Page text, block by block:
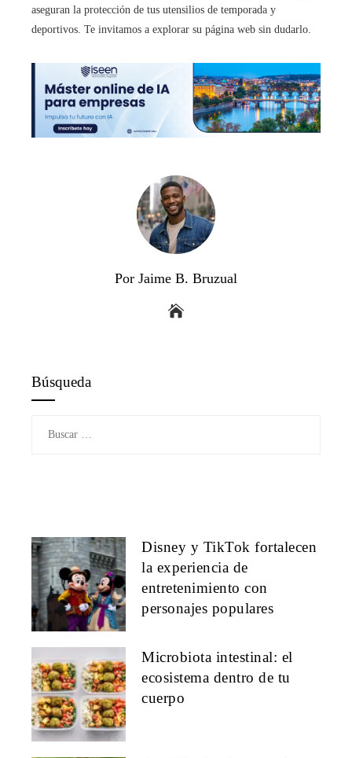
aseguran la protección de tus utensilios de temporada y
deportivos. Te invitamos a explorar su página web sin dudarlo.
Por Jaime B. Bruzual
Búsqueda
Disney y TikTok fortalecen
la experiencia de
entretenimiento con
personajes populares
Microbiota intestinal: el
ecosistema dentro de tu
cuerpo